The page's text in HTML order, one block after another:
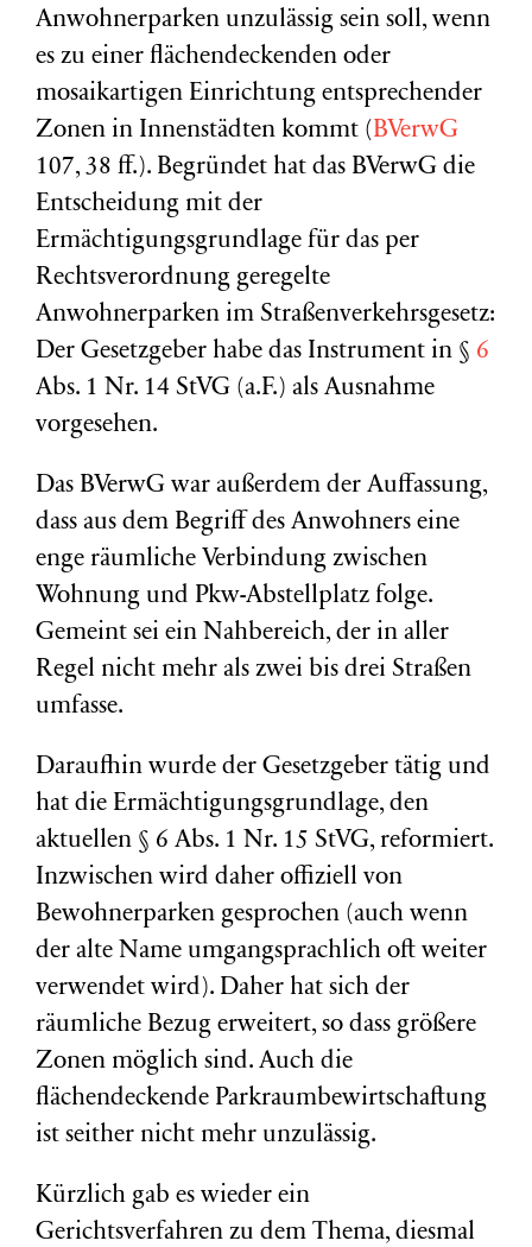
Anwohnerparken unzulässig sein soll, wenn
es zu einer flächendeckenden oder
mosaikartigen Einrichtung entsprechender
Zonen in Innenstädten kommt (BVerwG
107, 38 ff.). Begründet hat das BVerwG die
Entscheidung mit der
Ermächtigungsgrundlage für das per
Rechtsverordnung geregelte
Anwohnerparken im Straßenverkehrsgesetz:
Der Gesetzgeber habe das Instrument in § 6
Abs. 1 Nr. 14 StVG (a.F.) als Ausnahme
vorgesehen.
Das BVerwG war außerdem der Auffassung,
dass aus dem Begriff des Anwohners eine
enge räumliche Verbindung zwischen
Wohnung und Pkw-Abstellplatz folge.
Gemeint sei ein Nahbereich, der in aller
Regel nicht mehr als zwei bis drei Straßen
umfasse.
Daraufhin wurde der Gesetzgeber tätig und
hat die Ermächtigungsgrundlage,den
aktuellen § 6 Abs. 1 Nr. 15 StVG, reformiert.
Inzwischen wird daher offiziell von
Bewohnerparken gesprochen (auch wenn
der alte Name umgangsprachlich oft weiter
verwendet wird). Daher hat sich der
räumliche Bezug erweitert, so dass größere
Zonen möglich sind. Auch die
flächendeckende Parkraumbewirtschaftung
ist seither nicht mehr unzulässig.
Kürzlich gab es wieder ein
Gerichtsverfahren zu dem Thema, diesmal